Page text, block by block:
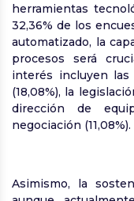
herramientas
32,36% de los
automatizado, la
procesos será
interés incluyen
(18,08%), la
dirección de
negociación (11,08%).
Asimismo, la